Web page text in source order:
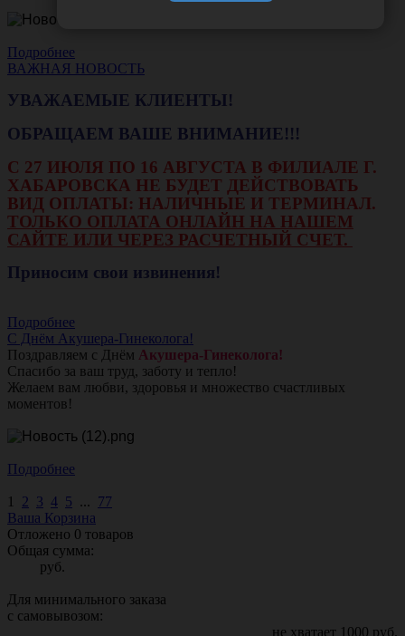
Подробнее
ВАЖНАЯ НОВОСТЬ
УВАЖАЕМЫЕ КЛИЕНТЫ!
ОБРАЩАЕМ ВАШЕ ВНИМАНИЕ!!!
С 27 ИЮЛЯ ПО 16 АВГУСТА В ФИЛИАЛЕ Г.
ХАБАРОВСКА НЕ БУДЕТ ДЕЙСТВОВАТЬ
ВИД ОПЛАТЫ: НАЛИЧНЫЕ И ТЕРМИНАЛ.
ТОЛЬКО ОПЛАТА ОНЛАЙН НА НАШЕМ
САЙТЕ ИЛИ ЧЕРЕЗ РАСЧЕТНЫЙ СЧЕТ.
Приносим свои извинения!
Подробнее
С Днём Акушера-Гинеколога!
Поздравляем с Днём Акушера-Гинеколога!
Спасибо за ваш труд, заботу и тепло!
Желаем вам любви, здоровья и множество счастливых
моментов!
Подробнее
1 2 3 4 5 ... 77
Ваша Корзина
Отложено 0 товаров
Общая сумма:
руб.
Для минимального заказа
с самовывозом:
не хватает 1000 руб.